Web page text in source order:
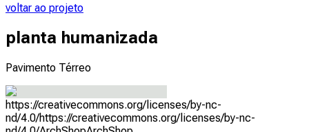
voltar ao projeto
planta humanizada
Pavimento Térreo
https://creativecommons.org/licenses/by-nc-
nd/4.0/https://creativecommons.org/licenses/by-nc-